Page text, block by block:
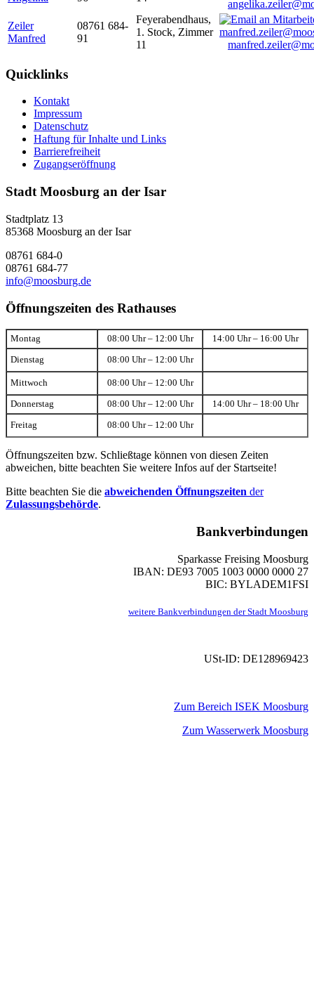
Zeiler
Manfred
08761 684-
91
Feyerabendhaus,
1. Stock, Zimmer
11
Quicklinks
Kontakt
Impressum
Datenschutz
Haftung für Inhalte und Links
Barrierefreiheit
Zugangseröffnung
Stadt Moosburg an der Isar
Stadtplatz 13
85368 Moosburg an der Isar
08761 684-0
08761 684-77
info@moosburg.de
Öffnungszeiten des Rathauses
Montag 08:00 Uhr – 12:00 Uhr 14:00 Uhr – 16:00 Uhr
Dienstag 08:00 Uhr – 12:00 Uhr
Mittwoch 08:00 Uhr – 12:00 Uhr
Donnerstag 08:00 Uhr – 12:00 Uhr 14:00 Uhr – 18:00 Uhr
Freitag 08:00 Uhr – 12:00 Uhr
Öffnungszeiten bzw. Schließtage können von diesen Zeiten
abweichen, bitte beachten Sie weitere Infos auf der Startseite!
Bitte beachten Sie die abweichenden Öffnungszeiten der
Zulassungsbehörde.
Bankverbindungen
Sparkasse Freising Moosburg
IBAN: DE93 7005 1003 0000 0000 27
BIC: BYLADEM1FSI
weitere Bankverbindungen der Stadt Moosburg
USt-ID: DE128969423
Zum Bereich ISEK Moosburg
Zum Wasserwerk Moosburg